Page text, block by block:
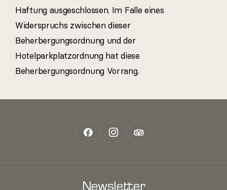
Haftung ausgeschlossen. Im Falle eines
Widerspruchs zwischen dieser
Beherbergungsordnung und der
Hotelparkplatzordnung hat diese
Beherbergungsordnung Vorrang.